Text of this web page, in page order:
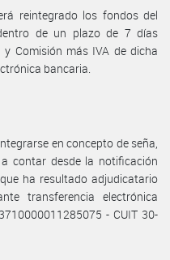
reintegrado los fondos del
de un plazo de 7 días
Comisión más IVA de dicha
bancaria.
en concepto de seña,
contar desde la notificación
ha resultado adjudicatario
transferencia electrónica
- CUIT 30-